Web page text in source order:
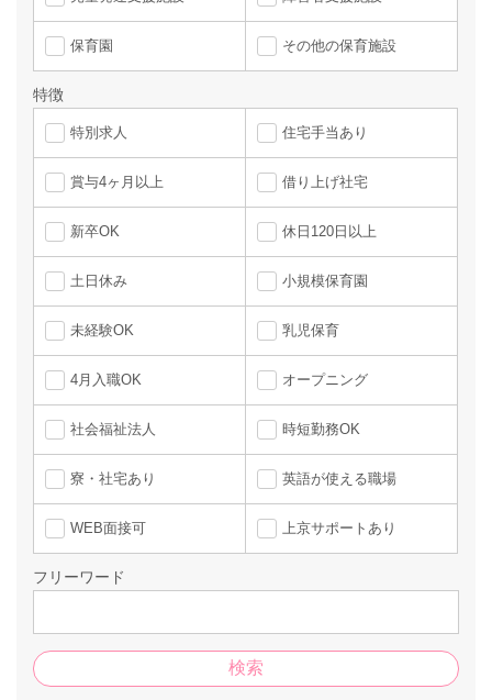
保育園 その他の保育施設
特徴
特別求人 住宅手当あり
賞与4ヶ月以上 借り上げ社宅
新卒OK 休日120日以上
土日休み 小規模保育園
未経験OK 乳児保育
4月入職OK オープニング
社会福祉法人 時短勤務OK
寮・社宅あり 英語が使える職場
WEB面接可 上京サポートあり
フリーワード